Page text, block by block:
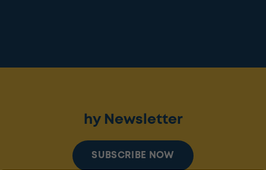
hy Newsletter
SUBSCRIBE NOW